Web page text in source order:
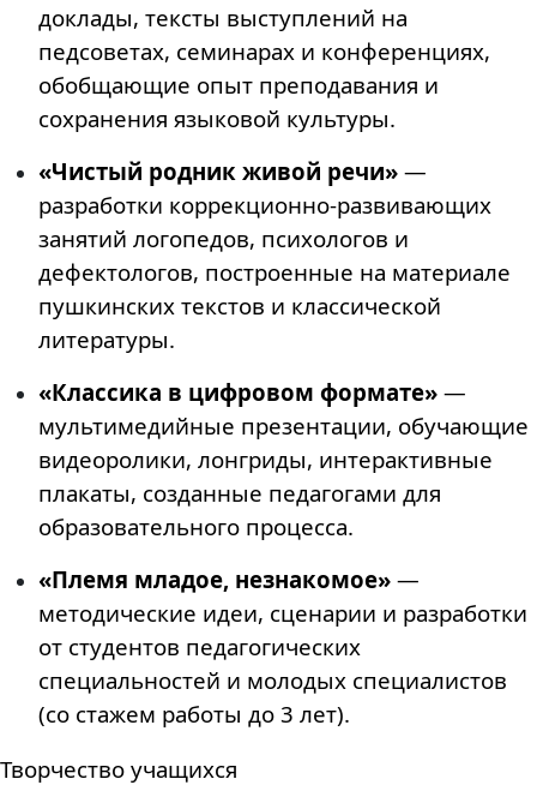
доклады, тексты выступлений на
педсоветах, семинарах и конференциях,
обобщающие опыт преподавания и
сохранения языковой культуры.
«Чистый родник живой речи» —
разработки коррекционно-развивающих
занятий логопедов, психологов и
дефектологов, построенные на материале
пушкинских текстов и классической
литературы.
«Классика в цифровом формате» —
мультимедийные презентации, обучающие
видеоролики, лонгриды, интерактивные
плакаты, созданные педагогами для
образовательного процесса.
«Племя младое, незнакомое» —
методические идеи, сценарии и разработки
от студентов педагогических
специальностей и молодых специалистов
(со стажем работы до 3 лет).
Творчество учащихся